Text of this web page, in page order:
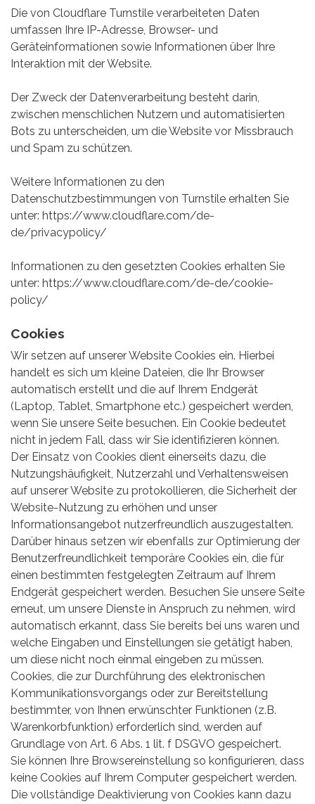
Die von Cloudflare Turnstile verarbeiteten Daten
umfassen Ihre IP-Adresse, Browser- und
Geräteinformationen sowie Informationen über Ihre
Interaktion mit der Website.
Der Zweck der Datenverarbeitung besteht darin,
zwischen menschlichen Nutzern und automatisierten
Bots zu unterscheiden, um die Website vor Missbrauch
und Spam zu schützen.
Weitere Informationen zu den
Datenschutzbestimmungen von Turnstile erhalten Sie
unter: https://www.cloudflare.com/de-
de/privacypolicy/
Informationen zu den gesetzten Cookies erhalten Sie
unter: https://www.cloudflare.com/de-de/cookie-
policy/
Cookies
Wir setzen auf unserer Website Cookies ein. Hierbei
handelt es sich um kleine Dateien, die Ihr Browser
automatisch erstellt und die auf Ihrem Endgerät
(Laptop, Tablet, Smartphone etc.) gespeichert werden,
wenn Sie unsere Seite besuchen. Ein Cookie bedeutet
nicht in jedem Fall, dass wir Sie identifizieren können.
Der Einsatz von Cookies dient einerseits dazu, die
Nutzungshäufigkeit, Nutzerzahl und Verhaltensweisen
auf unserer Website zu protokollieren, die Sicherheit der
Website-Nutzung zu erhöhen und unser
Informationsangebot nutzerfreundlich auszugestalten.
Darüber hinaus setzen wir ebenfalls zur Optimierung der
Benutzerfreundlichkeit temporäre Cookies ein, die für
einen bestimmten festgelegten Zeitraum auf Ihrem
Endgerät gespeichert werden. Besuchen Sie unsere Seite
erneut, um unsere Dienste in Anspruch zu nehmen, wird
automatisch erkannt, dass Sie bereits bei uns waren und
welche Eingaben und Einstellungen sie getätigt haben,
um diese nicht noch einmal eingeben zu müssen.
Cookies, die zur Durchführung des elektronischen
Kommunikationsvorgangs oder zur Bereitstellung
bestimmter, von Ihnen erwünschter Funktionen (z.B.
Warenkorbfunktion) erforderlich sind, werden auf
Grundlage von Art. 6 Abs. 1 lit. f DSGVO gespeichert.
Sie können Ihre Browsereinstellung so konfigurieren, dass
keine Cookies auf Ihrem Computer gespeichert werden.
Die vollständige Deaktivierung von Cookies kann dazu